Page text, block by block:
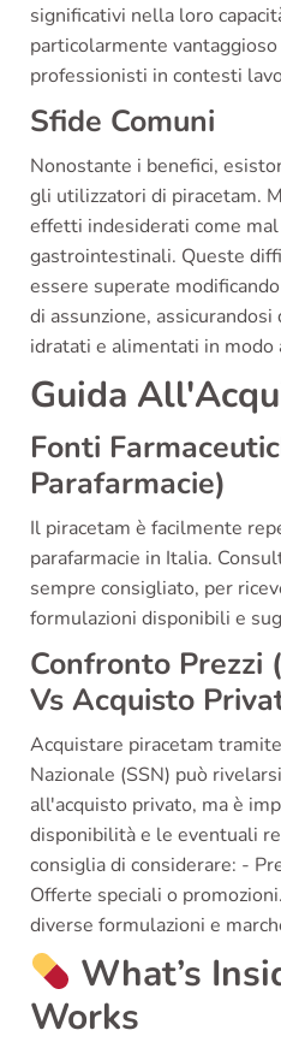
significativi nella loro
particolarmente
professionisti in contesti
Sfide Comuni
Nonostante i benefici,
gli utilizzatori di piracetam.
effetti indesiderati come
gastrointestinali. Queste
essere superate
di assunzione,
idratati e alimentati in modo
Guida
Fonti
Parafarmacie)
Il piracetam è facilmente
parafarmacie in Italia.
sempre consigliato, per
formulazioni disponibili e
Confronto Prezzi
Vs Acquisto
Acquistare piracetam
Nazionale (SSN) può
all'acquisto privato, ma è
disponibilità e le eventuali
consiglia di considerare: -
Offerte speciali o
diverse formulazioni e
What’s
Works